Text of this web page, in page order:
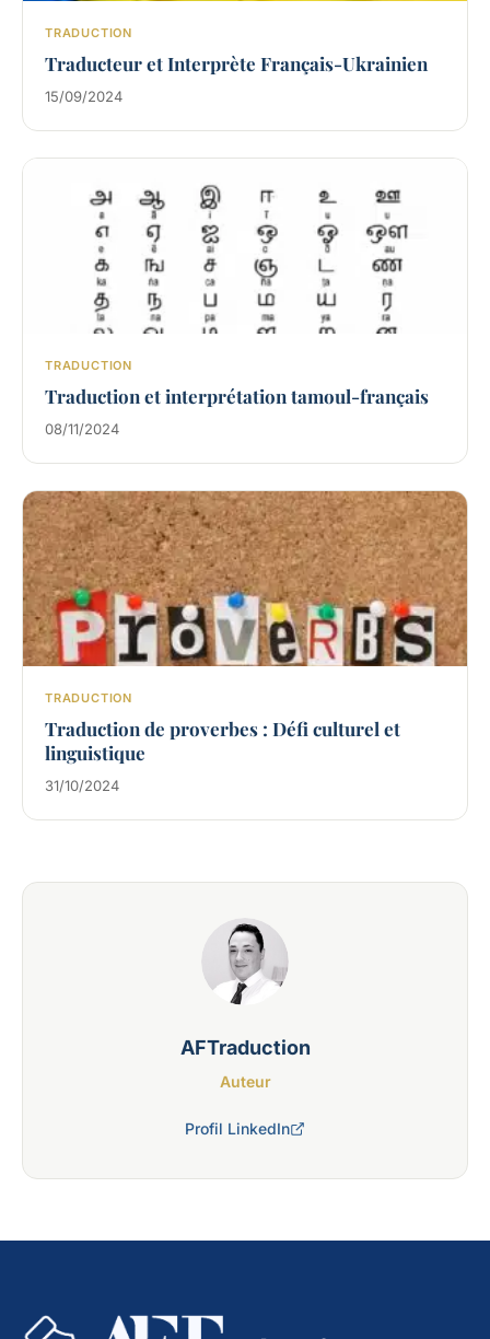
TRADUCTION
Traducteur et Interprète Français-Ukrainien
15/09/2024
TRADUCTION
Traduction et interprétation tamoul-français
08/11/2024
TRADUCTION
Traduction de proverbes : Défi culturel et
linguistique
31/10/2024
AFTraduction
Auteur
Profil LinkedIn